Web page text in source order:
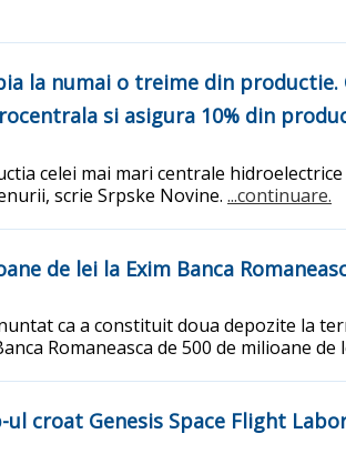
la numai o treime din
si asigura 10% din
celei mai mari centrale
scrie Srpske Novine. ...continuare.
de lei la Exim Banca
ca a constituit doua depozite la
Romaneasca de 500 de milioane
croat Genesis Space Flight